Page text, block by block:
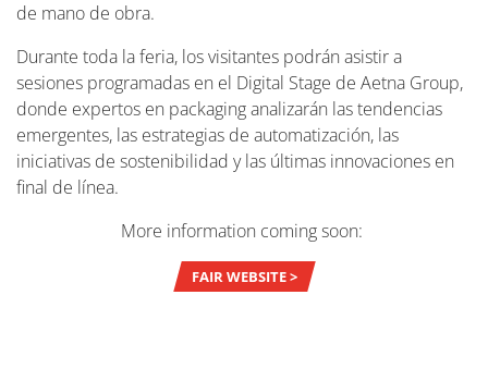
de mano de obra.
Durante toda la feria, los visitantes podrán asistir a
sesiones programadas en el Digital Stage de Aetna Group,
donde expertos en packaging analizarán las tendencias
emergentes, las estrategias de automatización, las
iniciativas de sostenibilidad y las últimas innovaciones en
final de línea.
More information coming soon:
FAIR WEBSITE >